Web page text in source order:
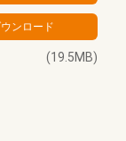
(19.5MB)